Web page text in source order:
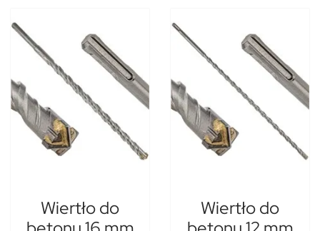
Wiertło do
Wiertło do